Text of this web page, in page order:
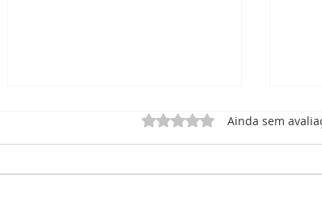
Avaliado com 0 de 5
Ainda sem